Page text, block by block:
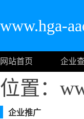
www.hga-
网站首页 企业
位置：
企业推广